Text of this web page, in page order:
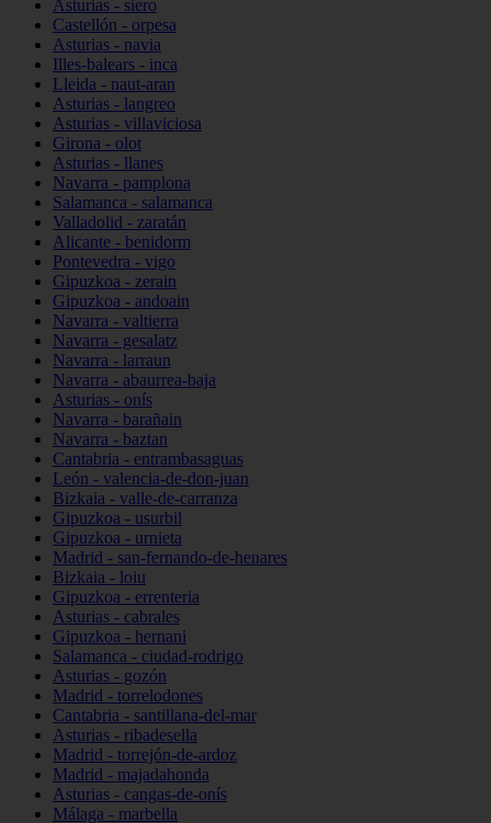
Asturias - siero
Castellón - orpesa
Asturias - navia
Illes-balears - inca
Lleida - naut-aran
Asturias - langreo
Asturias - villaviciosa
Girona - olot
Asturias - llanes
Navarra - pamplona
Salamanca - salamanca
Valladolid - zaratán
Alicante - benidorm
Pontevedra - vigo
Gipuzkoa - zerain
Gipuzkoa - andoain
Navarra - valtierra
Navarra - gesalatz
Navarra - larraun
Navarra - abaurrea-baja
Asturias - onís
Navarra - barañain
Navarra - baztan
Cantabria - entrambasaguas
León - valencia-de-don-juan
Bizkaia - valle-de-carranza
Gipuzkoa - usurbil
Gipuzkoa - urnieta
Madrid - san-fernando-de-henares
Bizkaia - loiu
Gipuzkoa - errenteria
Asturias - cabrales
Gipuzkoa - hernani
Salamanca - ciudad-rodrigo
Asturias - gozón
Madrid - torrelodones
Cantabria - santillana-del-mar
Asturias - ribadesella
Madrid - torrejón-de-ardoz
Madrid - majadahonda
Asturias - cangas-de-onís
Málaga - marbella